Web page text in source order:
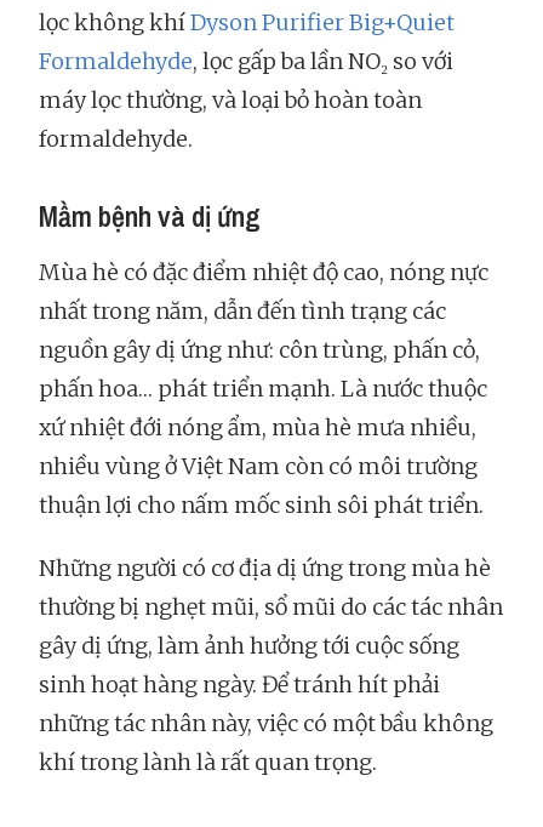
lọc không khíDyson Purifier Big+Quiet
Formaldehyde, lọc gấp ba lần NO₂ so với
máy lọc thường, và loại bỏ hoàn toàn
formaldehyde.
Mầm bệnh và dị ứng
Mùa hè có đặc điểm nhiệt độ cao, nóng nực
nhất trong năm, dẫn đến tình trạng các
nguồn gây dị ứng như: côn trùng, phấn cỏ,
phấn hoa… phát triển mạnh. Là nước thuộc
xứ nhiệt đới nóng ẩm, mùa hè mưa nhiều,
nhiều vùng ở Việt Nam còn có môi trường
thuận lợi cho nấm mốc sinh sôi phát triển.
Những người có cơ địa dị ứng trong mùa hè
thường bị nghẹt mũi, sổ mũi do các tác nhân
gây dị ứng, làm ảnh hưởng tới cuộc sống
sinh hoạt hàng ngày. Để tránh hít phải
những tác nhân này, việc có một bầu không
khí trong lành là rất quan trọng.